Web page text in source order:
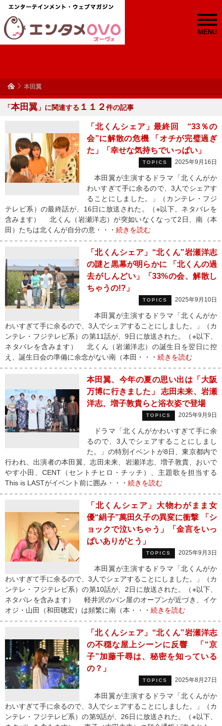
MENU
本田翼
「本田翼 」に関連する １１２件の記事
「北くんシェア」最終回 “33％の
会”に解散の危機 「オチが完璧過ぎ
た」「幸せな気持ちでいっぱい」
TOPICS 2025年9月16日
本田翼が主演するドラマ「北くんがか
わいすぎて手に余るので、3人でシェアす
ることにしました。」（カンテレ・フジ
テレビ系）の最終話が、16日に放送された。（※以下、ネタバレを
含みます） 北くん（岩瀬洋志）が突如いなくなって2日、南（本
田）たちは北くんが自分の意・・・ 続きを読む
「北くんシェア」“北くん”岩瀬洋志
の謎と黒幕が明らかに 「北くんの過
去がしんどい」「33%の会、解散し
ちゃうの!?」
TOPICS 2025年9月10日
本田翼が主演するドラマ「北くんがか
わいすぎて手に余るので、3人でシェアすることにしました。」（カ
ンテレ・フジテレビ系）の第11話が、9日に放送された。（※以下、
ネタバレを含みます） 北くん（岩瀬洋志）の誕生日を翌日に控
え、誕生日会の準備に余念がない南（本田・・・ 続きを読む
本田翼、今年の夏の思い出は「大阪
万博に行きました」 志田未来、岩瀬
洋志、増子敦貴らと浴衣姿で登場
TOPICS 2025年9月9日
ドラマ「北くんがかわいすぎて手に余
るので、3人でシェアすることにしまし
た。」の特別イベントが8日、東京都内で
行われ、出演者の本田翼、志田未来、岩瀬洋志、増子敦貴、おいで
やす小田、CENT（セントチヒロ・チッチ）、主題歌を担当する
This is LASTがイベント前に囲み・・・ 続きを読む
「北くんシェア」大物わがまま女
優“絹子”萬田久子の異変に衝撃 「シ
ョックで泣いちゃう」「金言をいっ
ぱいありがとう」
TOPICS 2025年9月3日
本田翼が主演するドラマ「北くんがか
わいすぎて手に余るので、3人でシェアすることにしました。」（カ
ンテレ・フジテレビ系）の第10話が、2日に放送された。（※以下、
ネタバレを含みます） 軽井沢のパン屋のオープンが近づき、イケ
オジ・山田（和田聰宏）は頻繁に南（本・・・ 続きを読む
「北くんシェア」“北くん”岩瀬洋志
の不穏な屋上シーンに反響 「“京
子”加藤千尋は、秘密を知っている
の？」
TOPICS 2025年8月27日
本田翼が主演するドラマ「北くんがか
わいすぎて手に余るので、3人でシェアすることにしました。」（カ
ンテレ・フジテレビ系）の第9話が、26日に放送された。（※以下、